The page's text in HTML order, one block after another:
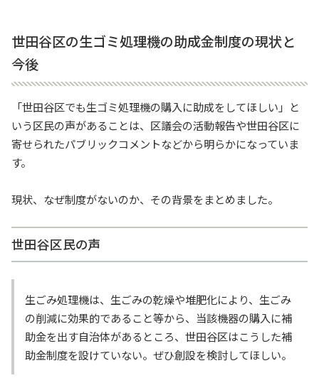
世田谷区の生ゴミ処理機の助成金制度の現状と
今後
「世田谷区でも生ゴミ処理機の購入に助成をしてほしい」と
いう区民の声があることは、区議会の活動報告や世田谷区に
寄せられたパブリックコメントなどから明らかになっていま
す。
現状、なぜ制度がないのか、その背景をまとめました。
世田谷区民の声
生ごみ処理機は、生ごみの乾燥や堆肥化により、生ごみ
の削減に効果的であること等から、当該機器の購入に補
助金を出す自治体があるところ、世田谷区はこうした補
助金制度を設けていない。ぜひ創設を検討してほしい。